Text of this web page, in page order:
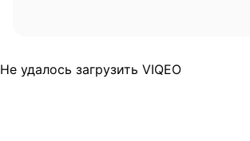
Не удалось загрузить VIQEO